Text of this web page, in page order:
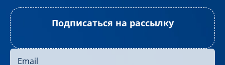
Подписаться на рассылку